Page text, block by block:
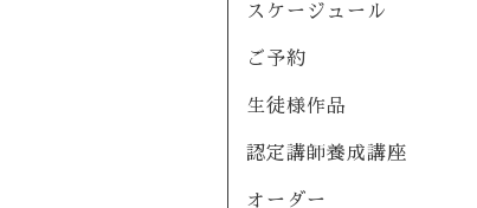
スケージュール
ご予約
生徒様作品
認定講師養成講座
オーダー